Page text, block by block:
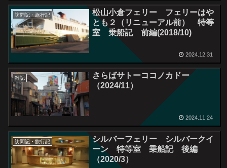
訪問記・旅行記
松山小倉フェリー フェリーはや
とも２（リニューアル前） 特等
室 乗船記 前編(2018/10)
2024.12.31
雑記
さらばサトーココノカドー
（2024/11）
2024.11.24
訪問記・旅行記
シルバーフェリー シルバークイ
ーン 特等室 乗船記 後編
（2020/3）